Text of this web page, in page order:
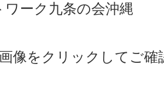
ワーク九条の会沖縄
像をクリックしてご確